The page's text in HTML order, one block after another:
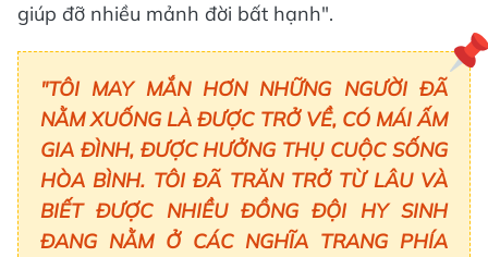
giúp đỡ nhiều mảnh đời bất hạnh".
"TÔI MAY MẮN HƠN NHỮNG NGƯỜI ĐÃ
NẰM XUỐNG LÀ ĐƯỢC TRỞ VỀ, CÓ MÁI ẤM
GIA ĐÌNH, ĐƯỢC HƯỞNG THỤ CUỘC SỐNG
HÒA BÌNH. TÔI ĐÃ TRĂN TRỞ TỪ LÂU VÀ
BIẾT ĐƯỢC NHIỀU ĐỒNG ĐỘI HY SINH
ĐANG NẰM Ở CÁC NGHĨA TRANG PHÍA